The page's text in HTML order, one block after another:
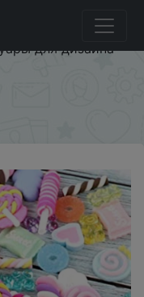
шармов свечи
пластиковые
для дизайна